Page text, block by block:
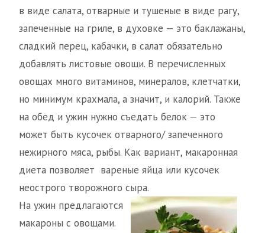
в виде салата, отварные и тушеные в виде рагу,
запеченные на гриле, в духовке — это баклажаны,
сладкий перец, кабачки, в салат обязательно
добавлять листовые овощи. В перечисленных
овощах много витаминов, минералов, клетчатки,
но минимум крахмала, а значит, и калорий. Также
на обед и ужин нужно съедать белок — это
может быть кусочек отварного/ запеченного
нежирного мяса, рыбы. Как вариант, макаронная
диета позволяет вареные яйца или кусочек
неострого творожного сыра.
На ужин предлагаются
макароны с овощами.